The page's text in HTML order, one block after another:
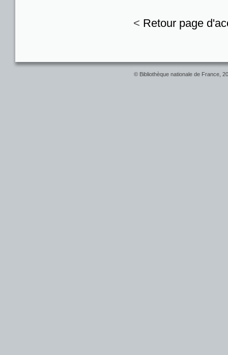
< Retour page
© Bibliothèque nationale de France,